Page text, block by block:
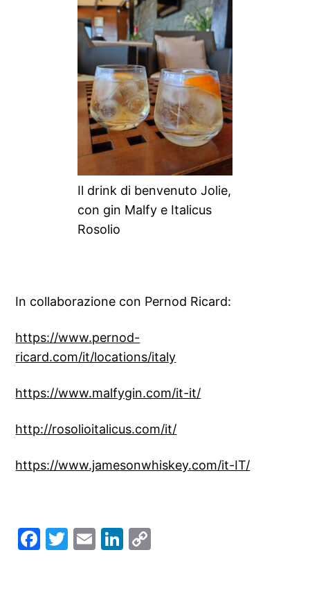
Il drink di benvenuto Jolie,
con gin Malfy e Italicus
Rosolio
In collaborazione con Pernod Ricard:
https://www.pernod-
ricard.com/it/locations/italy
https://www.malfygin.com/it-it/
http://rosolioitalicus.com/it/
https://www.jamesonwhiskey.com/it-IT/
Facebook
Twitter
EmailLinkedIn